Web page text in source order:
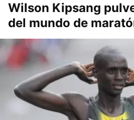
Wilson Kipsang
del mundo de